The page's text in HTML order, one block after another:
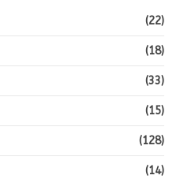
(22)
(18)
(33)
(15)
(128)
(14)